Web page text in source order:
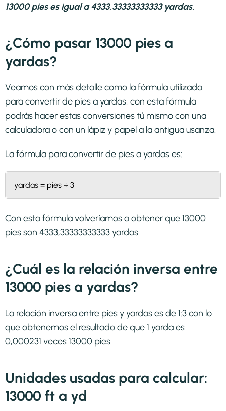
13000 pies es igual a 4333,33333333333 yardas.
¿Cómo pasar 13000 pies a
yardas?
Veamos con más detalle como la fórmula utilizada
para convertir de pies a yardas, con esta fórmula
podrás hacer estas conversiones tú mismo con una
calculadora o con un lápiz y papel a la antigua usanza.
La fórmula para convertir de pies a yardases:
yardas = pies ÷ 3
Con esta fórmula volveríamos a obtener que 13000
pies son 4333,33333333333 yardas
¿Cuál es la relación inversa entre
13000 pies a yardas?
La relación inversa entre pies y yardas es de 1:3 con lo
que obtenemos el resultado de que 1 yarda es
0,000231 veces 13000 pies.
Unidades usadas para calcular:
13000 ft a yd